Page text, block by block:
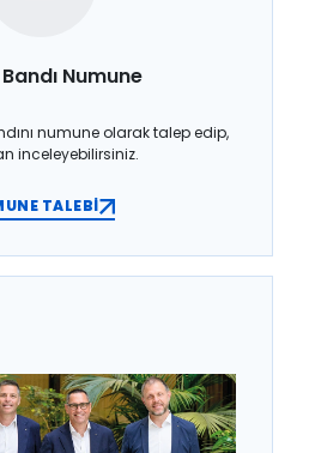
Numune
numune olarak talep edip,
inceleyebilirsiniz.
TALEBİ